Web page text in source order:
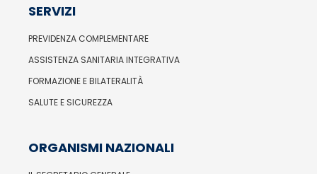
SERVIZI
PREVIDENZA COMPLEMENTARE
ASSISTENZA SANITARIA INTEGRATIVA
FORMAZIONE E BILATERALITÀ
SALUTE E SICUREZZA
ORGANISMI NAZIONALI